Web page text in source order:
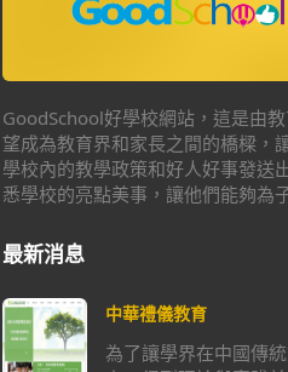
GoodSchool好學校網站，這是由
望成為教育界和家長之間的橋樑，
學校內的教學政策和好人好事發送
悉學校的亮點美事，讓他們能夠為
最新消息
中華禮儀教育
為了讓學界在中國傳